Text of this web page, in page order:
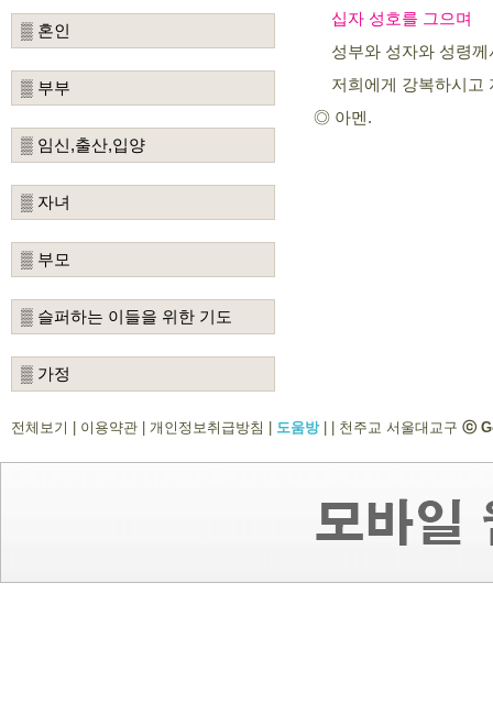
▒ 혼인
▒ 부부
▒ 임신,출산,입양
▒ 자녀
▒ 부모
▒ 슬퍼하는 이들을 위한 기도
▒ 가정
십자 성호를 그으며
성부와 성자와 성령께
저희에게 강복하시고
◎ 아멘.
전체보기 이용약관 개인정보취급방침 도움방 천주교 서울대교구 ⓒ